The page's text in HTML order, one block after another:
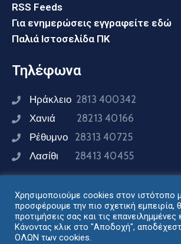
RSS Feeds
Για ενημερώσεις εγγραφείτε εδώ
Παλιά Ιστοσελίδα ΠΚ
Τηλέφωνα
Ηράκλειο 2813 400342
Χανιά 28213 40166
Ρέθυμνο 28313 40725
Λασίθι 28413 40455
Συνδεθείτε μαζί μας
Χρησιμοποιούμε cookies στον ιστότοπο
προσφέρουμε την πιο σχετική εμπειρία,
προτιμήσεις σας και τις επανειλημμένες
Κάνοντας κλικ στο "Αποδοχή",
ΟΛΩΝ των cookies.